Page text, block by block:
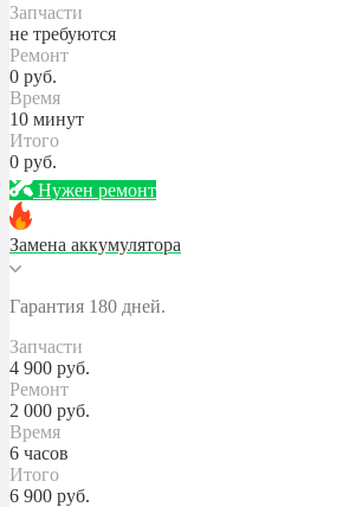
Запчасти
не требуются
Ремонт
0 руб.
Время
10 минут
Итого
0 руб.
Нужен ремонт
Замена аккумулятора
Гарантия 180 дней.
Запчасти
4 900 руб.
Ремонт
2 000 руб.
Время
6 часов
Итого
6 900 руб.